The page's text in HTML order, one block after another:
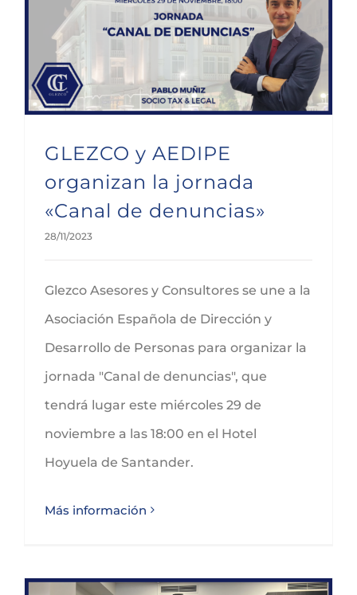
GLEZCO y AEDIPE
organizan la jornada
«Canal de denuncias»
28/11/2023
Glezco Asesores y Consultores se une a la
Asociación Española de Dirección y
Desarrollo de Personas para organizar la
jornada "Canal de denuncias", que
tendrá lugar este miércoles 29 de
noviembre a las 18:00 en el Hotel
Hoyuela de Santander.
Más información